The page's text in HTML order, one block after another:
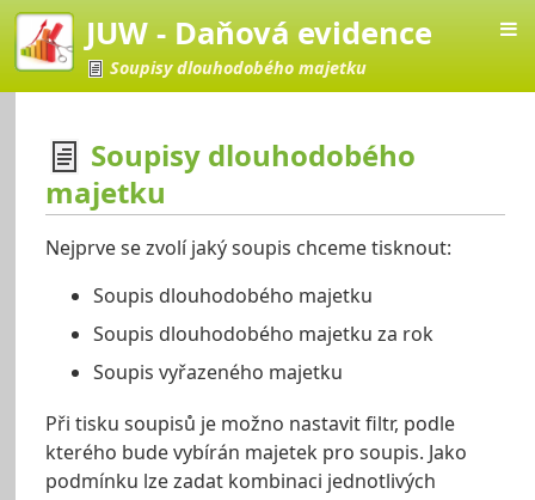
JUW - Daňová evidence
Soupisy dlouhodobého majetku
evidence
Soupisy dlouhodobého
majetku
Nejprve se zvolí jaký soupis chceme tisknout:
Soupis dlouhodobého majetku
Soupis dlouhodobého majetku za rok
Soupis vyřazeného majetku
Při tisku soupisů je možno nastavit filtr, podle
kterého bude vybírán majetek pro soupis. Jako
podmínku lze zadat kombinaci jednotlivých